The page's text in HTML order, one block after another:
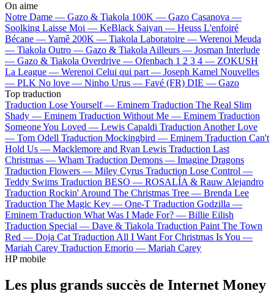
On aime
Notre Dame — Gazo & Tiakola 100K — Gazo Casanova —
Soolking Laisse Moi — KeBlack Saiyan — Heuss L'enfoiré
Bécane —Yamê 200K — Tiakola Laboratoire — Werenoi Meuda
— Tiakola Outro — Gazo & TiakolaAilleurs — Josman Interlude
— Gazo & Tiakola Overdrive — Ofenbach 1 2 3 4 — ZOKUSH
La League — Werenoi Celui qui part — Joseph Kamel Nouvelles
— PLK No love — Ninho Urus — Favé (FR) DIE — Gazo
Top traduction
Traduction Lose Yourself — Eminem Traduction The Real Slim
Shady — Eminem Traduction Without Me — Eminem Traduction
Someone You Loved — Lewis Capaldi Traduction Another Love
— Tom Odell Traduction Mockingbird — Eminem Traduction Can't
Hold Us — Macklemore and Ryan Lewis Traduction Last
Christmas — Wham Traduction Demons — Imagine Dragons
Traduction Flowers — Miley Cyrus Traduction Lose Control —
Teddy Swims Traduction BESO — ROSALÍA & Rauw Alejandro
Traduction Rockin' Around The Christmas Tree — Brenda Lee
Traduction The Magic Key — One-T Traduction Godzilla —
Eminem Traduction What Was I Made For? — Billie Eilish
Traduction Special — Dave & Tiakola Traduction Paint The Town
Red — Doja Cat Traduction All I Want For Christmas Is You —
Mariah Carey Traduction Emorio — Mariah Carey
HP mobile
Les plus grands succès de Internet Money